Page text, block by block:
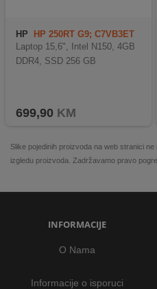
HP
HP 250RT G9; C7VB3ET
Laptop 15,6", Intel N150, 4GB
DDR4, SSD 256 GB
699,90 KM
Slike pojedinih proizvoda na web stranici
izgledu proizvoda. Zadržavamo pravo
INFORMACIJE
O Nama
Informacije o isporuci